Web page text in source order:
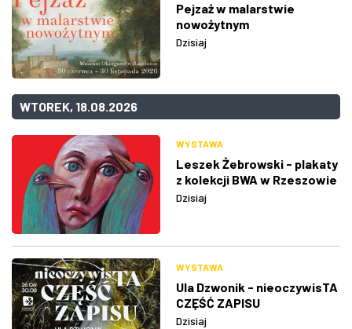
Pejzaż w malarstwie
nowożytnym
Dzisiaj
WTOREK, 18.08.2026
WYSTAWA
Leszek Żebrowski - plakaty
z kolekcji BWA w Rzeszowie
Dzisiaj
WYSTAWA
Ula Dzwonik - nieoczywisTA
CZĘŚĆ ZAPISU
Dzisiaj